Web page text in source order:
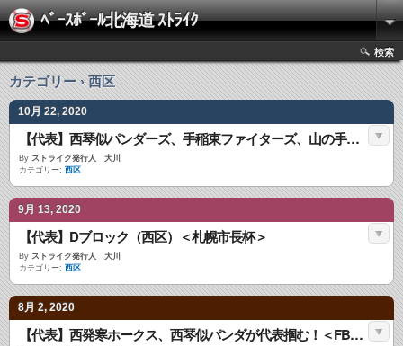
ﾍﾞｰｽﾎﾞｰﾙ北海道 ｽﾄﾗｲｸ
検索
カテゴリー › 西区
10月 22, 2020
【代表】西琴似パンダーズ、手稲東ファイターズ、山の手ベアーズ代表掴む！
By ストライク発行人 大川
カテゴリー: 西区
9月 13, 2020
【代表】Dブロック（西区）＜札幌市長杯＞
By ストライク発行人 大川
カテゴリー: 西区
8月 2, 2020
【代表】西発寒ホークス、西琴似パンダが代表掴む！＜FBC－U１２＞